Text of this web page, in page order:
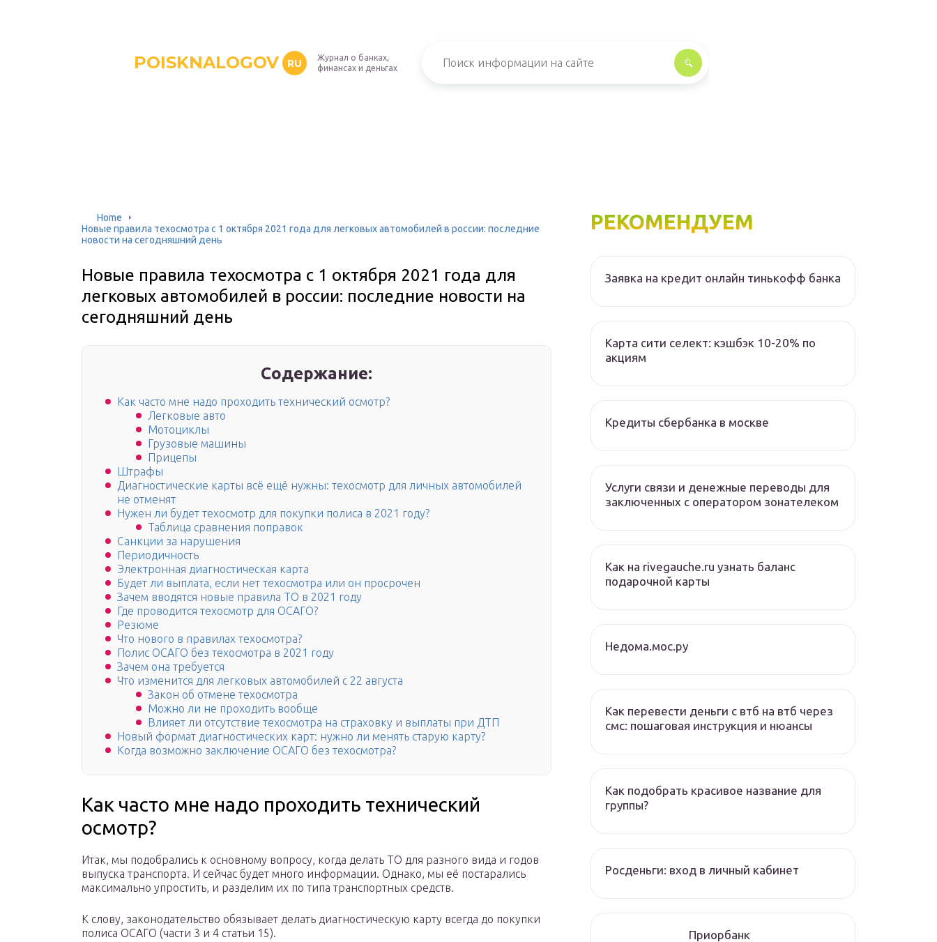
POISKNALOGOV RU
Журнал о банках,
финансах и деньгах
Home
Новые правила техосмотра с 1 октября 2021 года для легковых автомобилей в россии: последние
новости на сегодняшний день
Новые правила техосмотра с 1 октября 2021 года для
легковых автомобилей в россии: последние новости на
сегодняшний день
Содержание:
Как часто мне надо проходить технический осмотр?
Легковые авто
Мотоциклы
Грузовые машины
Прицепы
Штрафы
Диагностические карты всё ещё нужны: техосмотр для личных автомобилей
не отменят
Нужен ли будет техосмотр для покупки полиса в 2021 году?
Таблица сравнения поправок
Санкции за нарушения
Периодичность
Электронная диагностическая карта
Будет ли выплата, если нет техосмотра или он просрочен
Зачем вводятся новые правила ТО в 2021 году
Где проводится техосмотр для ОСАГО?
Резюме
Что нового в правилах техосмотра?
Полис ОСАГО без техосмотра в 2021 году
Зачем она требуется
Что изменится для легковых автомобилей с 22 августа
Закон об отмене техосмотра
Можно ли не проходить вообще
Влияет ли отсутствие техосмотра на страховку и выплаты при ДТП
Новый формат диагностических карт: нужно ли менять старую карту?
Когда возможно заключение ОСАГО без техосмотра?
Как часто мне надо проходить технический
осмотр?
Итак, мы подобрались к основному вопросу, когда делать ТО для разного вида и годов
выпуска транспорта. И сейчас будет много информации. Однако, мы её постарались
максимально упростить, и разделим их по типа транспортных средств.
К слову, законодательство обязывает делать диагностическую карту всегда до покупки
полиса ОСАГО (части 3 и 4 статьи 15).
РЕКОМЕНДУЕМ
Заявка на кредит онлайн тинькофф банка
Карта сити селект: кэшбэк 10-20% по
акциям
Кредиты сбербанка в москве
Услуги связи и денежные переводы для
заключенных с оператором зонателеком
Как на rivegauche.ru узнать баланс
подарочной карты
Недома.мос.ру
Как перевести деньги с втб на втб через
смс: пошаговая инструкция и нюансы
Как подобрать красивое название для
группы?
Росденьги: вход в личный кабинет
Приорбанк